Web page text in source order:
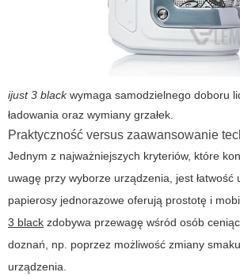
ijust 3 blackwymaga samodzielnego doboru
ładowania oraz wymiany grzałek.
Praktyczność versus zaawansowanie
Jednym z najważniejszych kryteriów, które
uwagę przy wyborze urządzenia, jest łatwość
papierosy jednorazowe oferują prostotę i
3 black zdobywa przewagę wśród osób
doznań, np. poprzez możliwość zmiany
urządzenia.